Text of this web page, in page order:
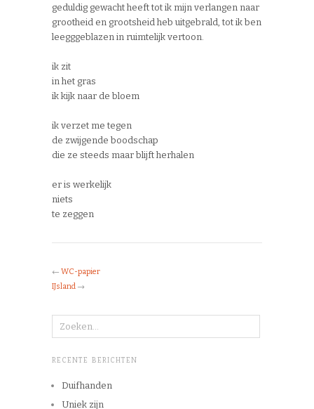
geduldig gewacht heeft tot ik mijn verlangen naar
grootheid en grootsheid heb uitgebrald, tot ik ben
leegggeblazen in ruimtelijk vertoon.
ik zit
in het gras
ik kijk naar de bloem
ik verzet me tegen
de zwijgende boodschap
die ze steeds maar blijft herhalen
er is werkelijk
niets
te zeggen
← WC-papier
IJsland →
RECENTE BERICHTEN
Duifhanden
Uniek zijn